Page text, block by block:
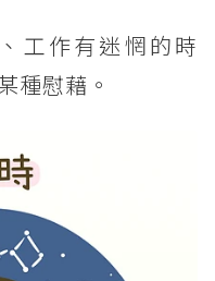
工作有迷惘的時
種慰藉。